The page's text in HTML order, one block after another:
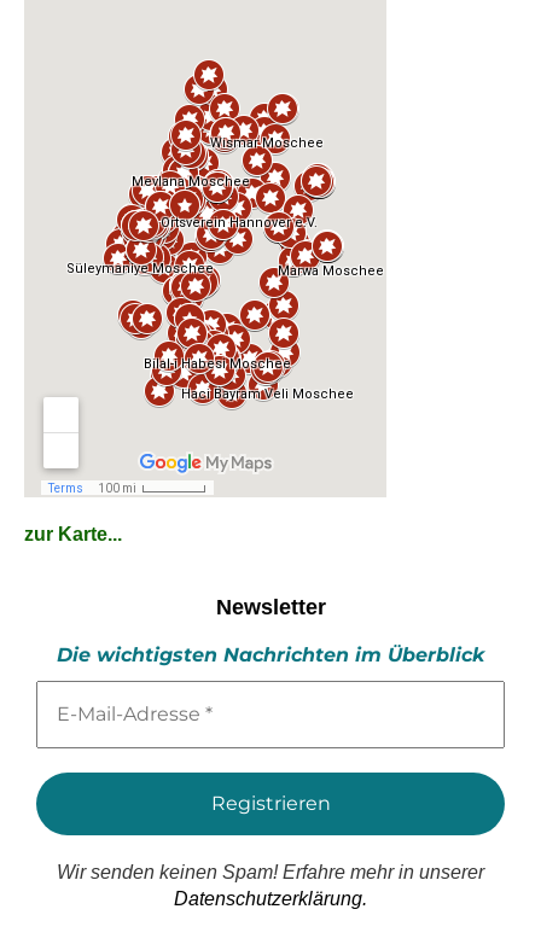
zur Karte...
Newsletter
Die wichtigsten Nachrichten im Überblick
Mail-
*
Wir senden keinen Spam! Erfahre mehr in unserer
Datenschutzerklärung.